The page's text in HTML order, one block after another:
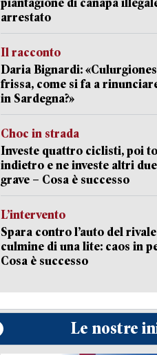
arrestato
Il racconto
Daria Bignardi:
frissa, come si fa a
in Sardegna?»
Choc in strada
Investe quattro ciclisti, poi
indietro e ne investe altri
grave – Cosa è successo
L’intervento
Spara contro l’auto del
culmine di una lite: caos in
Cosa è successo
Le nostre